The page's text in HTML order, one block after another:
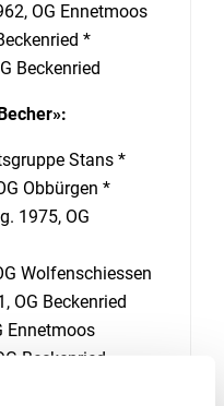
OG Ennetmoos
*
Beckenried
Stans *
Obbürgen *
1975, OG
Wolfenschiessen
OG Beckenried
Ennetmoos
Beckenried